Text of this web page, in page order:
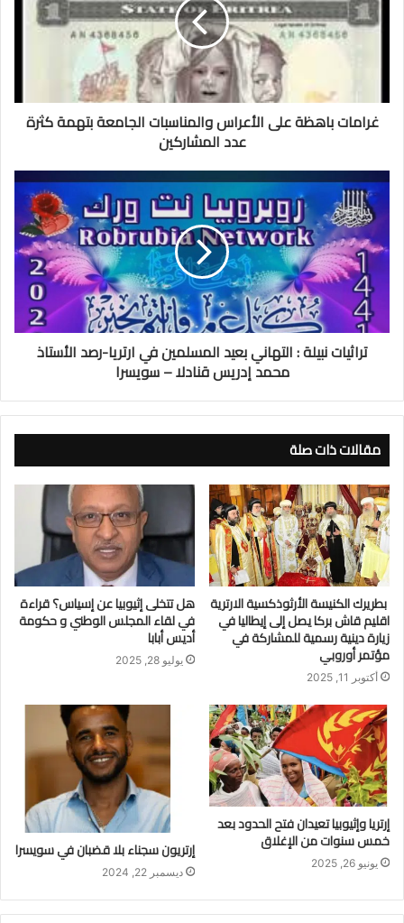
غرامات باهظة على الأعراس والمناسبات الجامعة بتهمة كثرة
عدد المشاركين
تراثيات نبيلة : التهاني بعيد المسلمين في ارتريا-رصد الأستاذ
محمد إدريس قنادلا – سويسرا
مقالات ذات صلة
بطريرك الكنيسة الأرثوذكسية الارترية
اقليم قاش بركا يصل إلى إيطاليا في
زيارة دينية رسمية للمشاركة في
مؤتمر أوروبي
أكتوبر 11, 2025
هل تتخلى إثيوبيا عن إسياس؟ قراءة
في لقاء المجلس الوطني و حكومة
أديس أبابا
يوليو 28, 2025
إرتريا وإثيوبيا تعيدان فتح الحدود بعد
خمس سنوات من الإغلاق
يونيو 26, 2025
إرتريون سجناء بلا قضبان في سويسرا
ديسمبر 22, 2024